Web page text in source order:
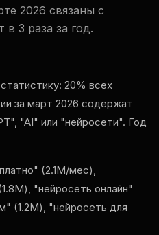
2026 связаны с
3 раза за год.
20% всех
за март 2026 содержат
"AI" или "нейросети". Год
(2.1M/мес),
"нейросеть онлайн"
(1.2M), "нейросеть для